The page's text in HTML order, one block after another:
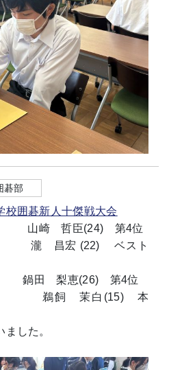
碁部
校囲碁新人十傑戦大会
ス 山崎 哲臣(24) 第4位
ベスト
田 梨恵(26) 第4位
白(15) 本
した。